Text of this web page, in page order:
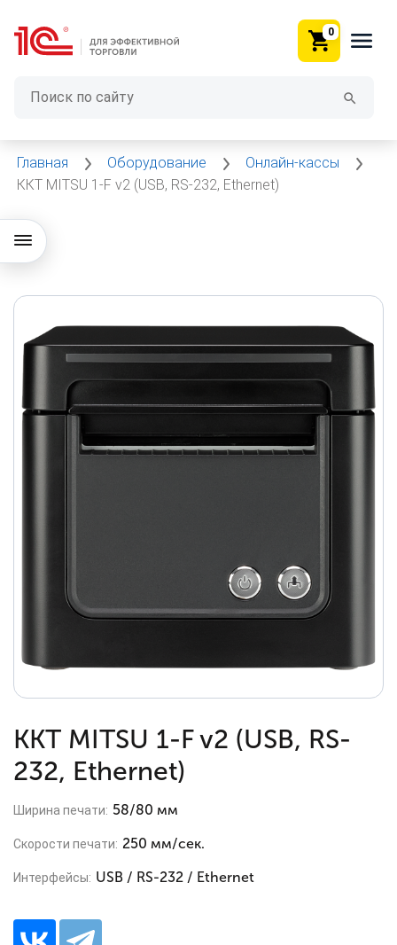
0
Главная Оборудование
Онлайн-кассы
ККТ MITSU 1-F v2 (USB, RS-232, Ethernet)
ККТ MITSU 1-F v2 (USB, RS-
232, Ethernet)
Ширина печати: 58/80 мм
Скорости печати: 250 мм/сек.
Интерфейсы: USB / RS-232 / Ethernet